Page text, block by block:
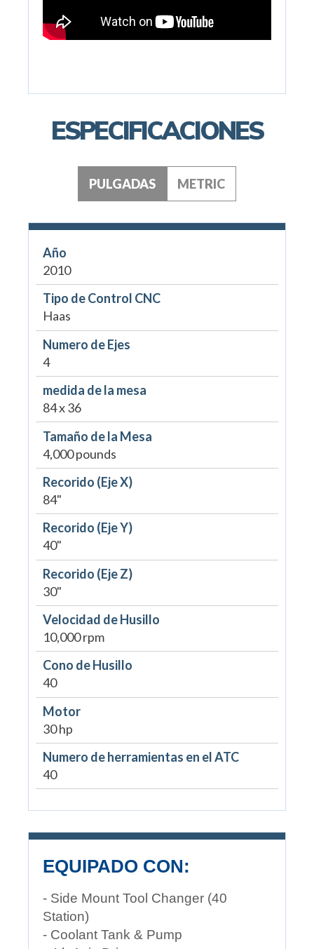
ESPECIFICACIONES
PULGADAS METRIC
Año
2010
Tipo de Control CNC
Haas
Numero de Ejes
4
medida de la mesa
84 x 36
Tamaño de la Mesa
4,000 pounds
Recorido (Eje X)
84"
Recorido (Eje Y)
40"
Recorido (Eje Z)
30"
Velocidad de Husillo
10,000 rpm
Cono de Husillo
40
Motor
30 hp
Numero de herramientas en el ATC
40
EQUIPADO CON:
- Side Mount Tool Changer (40
Station)
- Coolant Tank & Pump